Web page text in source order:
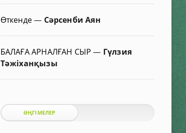
Өткенде— Сәрсенби Аян
БАЛАҒА АРНАЛҒАН СЫР— Гүлзия
Тәжіханқызы
ӘҢГІМЕЛЕР